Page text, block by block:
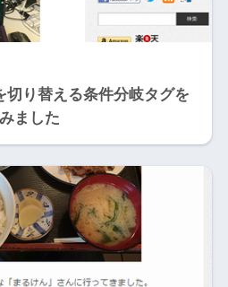
切り替える条件分岐タグを
ました